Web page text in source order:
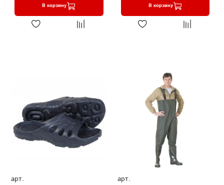
В корзину В корзину
арт.
арт.